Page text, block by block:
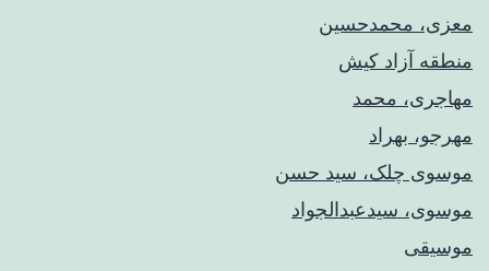
معزی، محمدحسین
منطقه آزاد کیش
مهاجری، محمد
مهرجو، بهراد
موسوی چلک، سید حسن
موسوی، سیدعبدالجواد
موسیقی